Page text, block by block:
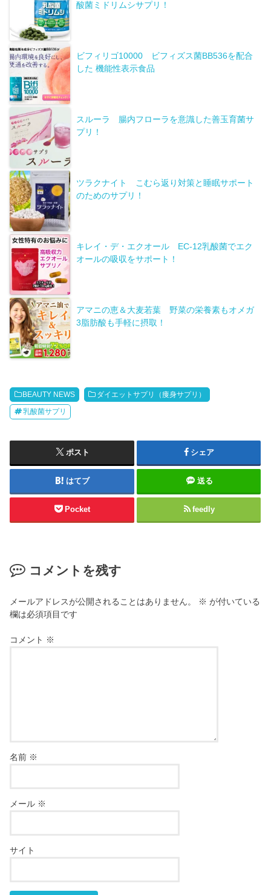
酸菌ミドリムシサプリ！
ビフィリゴ10000 ビフィズス菌BB536を配合
した 機能性表示食品
スルーラ 腸内フローラを意識した善玉育菌サ
プリ！
ツラクナイト こむら返り対策と睡眠サポート
のためのサプリ！
キレイ・デ・エクオール EC-12乳酸菌でエク
オールの吸収をサポート！
アマニの恵＆大麦若葉 野菜の栄養素もオメガ
3脂肪酸も手軽に摂取！
BEAUTY NEWS ダイエットサプリ（痩身サプリ）
乳酸菌サプリ
ポスト シェア
はてブ 送る
Pocket feedly
コメントを残す
メールアドレスが公開されることはありません。 ※ が付いている
欄は必須項目です
コメント ※
名前 ※
メール ※
サイト